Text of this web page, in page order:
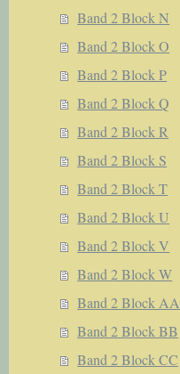
Band 2 Block N
Band 2 Block O
Band 2 Block P
Band 2 Block Q
Band 2 Block R
Band 2 Block S
Band 2 Block T
Band 2 Block U
Band 2 Block V
Band 2 Block W
Band 2 Block AA
Band 2 Block BB
Band 2 Block CC